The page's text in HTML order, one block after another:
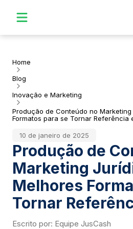
Home
Blog
Inovação e Marketing
Produção de Conteúdo no
Formatos para se Tornar Referência
10 de janeiro de 2025
Produção de
Marketing
Melhores
Tornar
Escrito por: Equipe JusCash